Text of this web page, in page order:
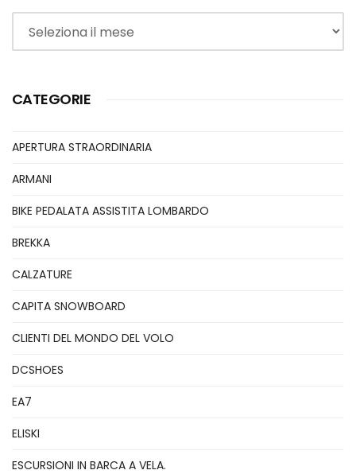
Archivi
CATEGORIE
APERTURA STRAORDINARIA
ARMANI
BIKE PEDALATA ASSISTITA LOMBARDO
BREKKA
CALZATURE
CAPITA SNOWBOARD
CLIENTI DEL MONDO DEL VOLO
DCSHOES
EA7
ELISKI
ESCURSIONI IN BARCA A VELA.